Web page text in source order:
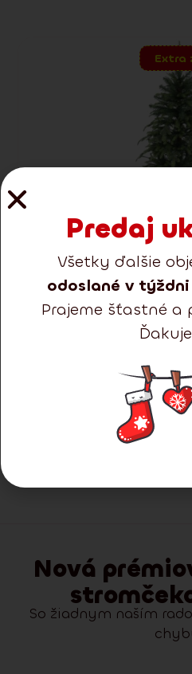
Extra
Smrek
Predvianočný
340.30€
€
Detail
Nová
So žiadnym naším
Predaj
Všetky ďalšie
odoslané v
Prajeme šťastné a